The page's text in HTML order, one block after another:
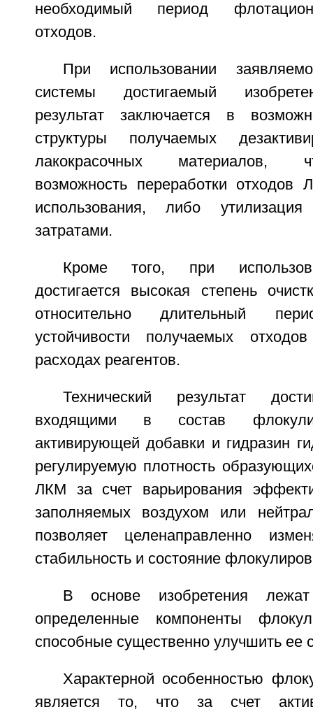
необходимый период
отходов.
При использовании
системы достигаемый
результат заключается в
структуры получаемых
лакокрасочных материалов,
возможность переработки отходов
использования, либо
затратами.
Кроме того, при
достигается высокая степень
относительно длительный
устойчивости получаемых
расходах реагентов.
Технический результат
входящими в состав
активирующей добавки и гидразин
регулируемую плотность
ЛКМ за счет варьирования
заполняемых воздухом или
позволяет целенаправленно
стабильность и состояние
В основе изобретения лежат
определенные компоненты
способные существенно улучшить ее
Характерной особенностью
является то, что за счет